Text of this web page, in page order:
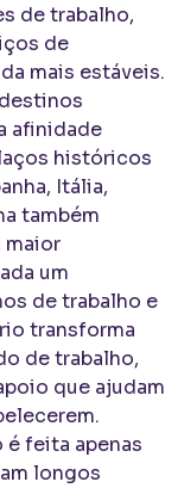
de trabalho,
de
mais estáveis.
afinidade
históricos
Itália,
também
maior
um
de trabalho e
transforma
de trabalho,
que ajudam
é feita apenas
longos